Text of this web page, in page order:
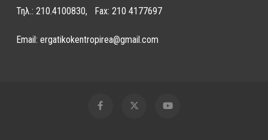
Τηλ.: 210.4100830, Fax: 210 4177697
Email: ergatikokentropirea@gmail.com